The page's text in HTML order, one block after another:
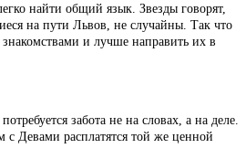
найти общий язык. Звезды говорят,
на пути Львов, не случайны. Так что
знакомствами и лучше направить их в
забота не на словах, а на деле.
с Девами расплатятся той же ценной